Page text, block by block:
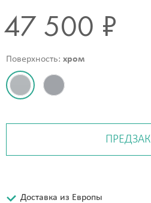
47 500 ₽
Поверхность: хром
Доставка из Европы